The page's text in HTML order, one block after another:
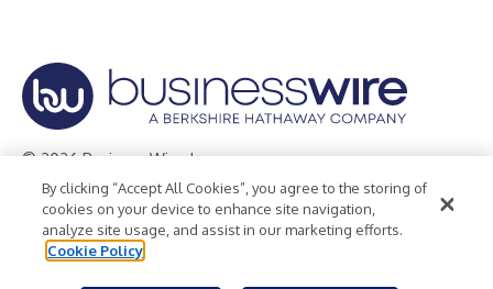
© 2026 Business Wire, Inc.
Privacy Policy Cookie Policy
Accessibility Statement
Terms of Use
Legal
By clicking “Accept All Cookies”, you agree to the storing of
cookies on your device to enhance site navigation,
analyze site usage, and assist in our marketing efforts.
Cookie Policy